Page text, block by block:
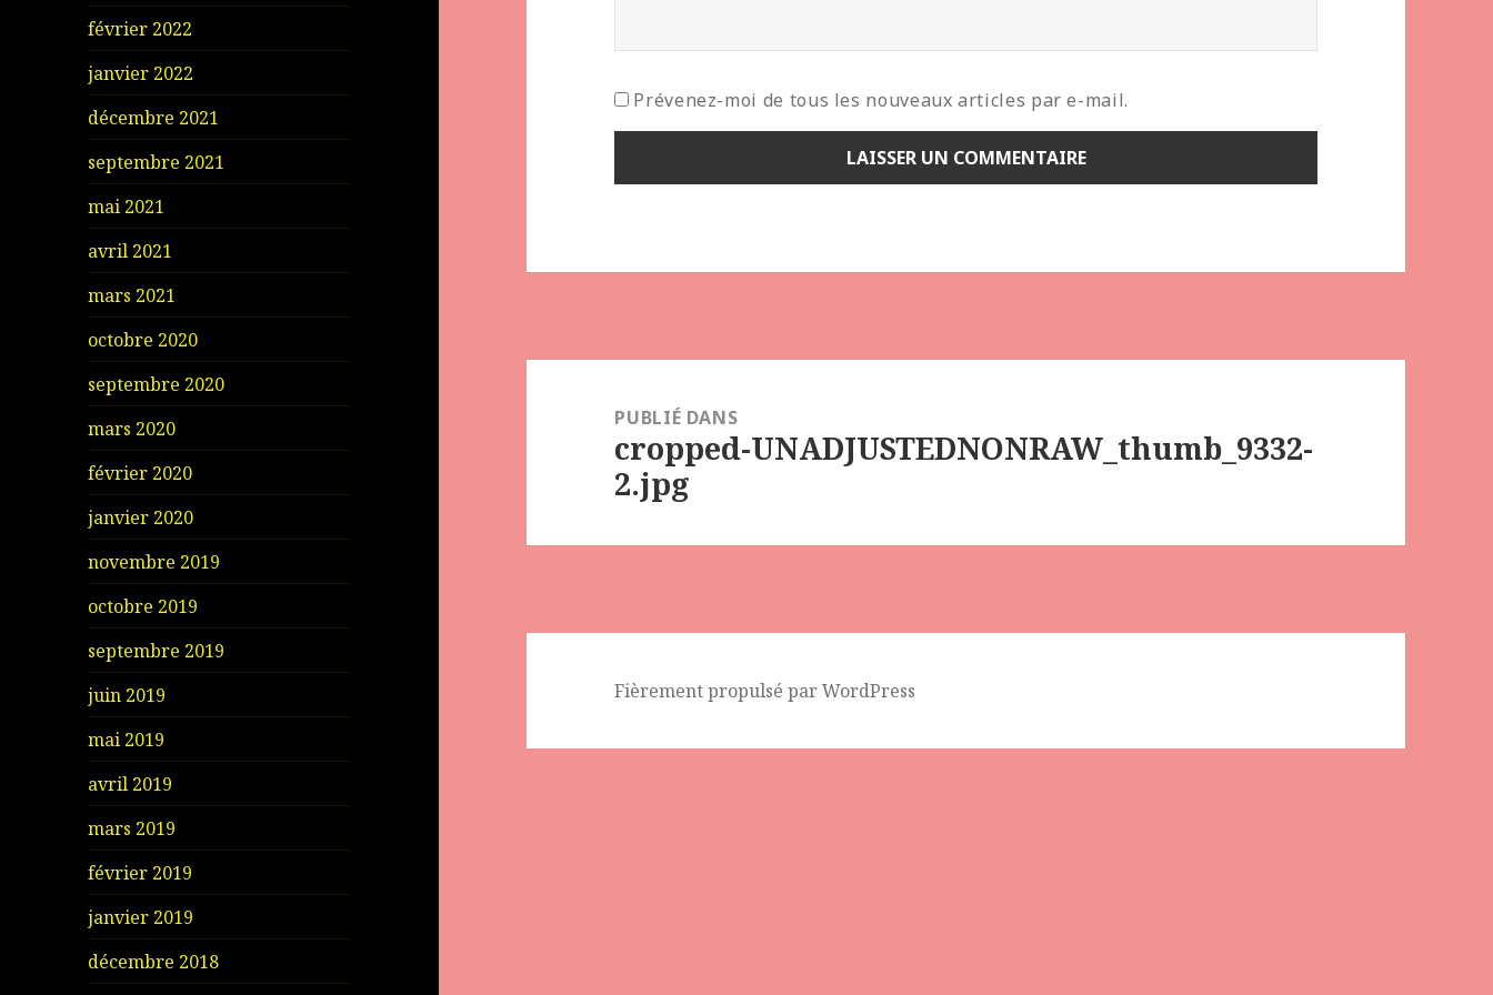
février 2022
janvier 2022
décembre 2021
septembre 2021
mai 2021
avril 2021
mars 2021
octobre 2020
septembre 2020
mars 2020
février 2020
janvier 2020
novembre 2019
octobre 2019
septembre 2019
juin 2019
mai 2019
avril 2019
mars 2019
février 2019
janvier 2019
décembre 2018
Prévenez-moi de tous les nouveaux articles par e-mail.
l’article
PUBLIÉ DANS
cropped-UNADJUSTEDNONRAW_thumb_9332-
2.jpg
Fièrement propulsé par WordPress